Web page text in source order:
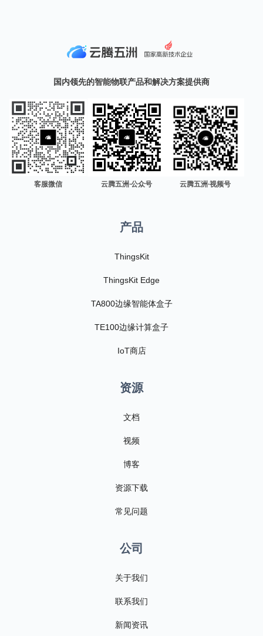
国内领先的智能物联产品和解决方案提供商
客服微信 云腾五洲·公众号 云腾五洲·视频号
产品
ThingsKit
ThingsKit Edge
TA800边缘智能体盒子
TE100边缘计算盒子
IoT商店
资源
文档
视频
博客
资源下载
常见问题
公司
关于我们
联系我们
新闻资讯